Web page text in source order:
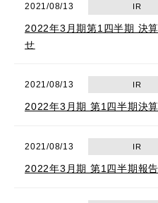
2021/08/13 IR
2022年3月期第1四半期 決
せ
2021/08/13 IR
2022年3月期 第1四半期決
2021/08/13 IR
2022年3月期 第1四半期報